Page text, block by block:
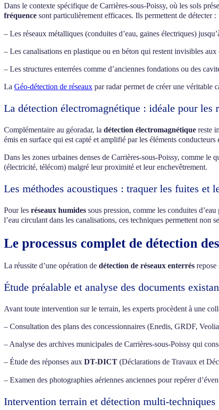
Dans le contexte spécifique de Carrières-sous-Poissy, où les sols
fréquence sont particulièrement efficaces. Ils permettent de détecter :
– Les réseaux métalliques (conduites d’eau, gaines électriques)
– Les canalisations en plastique ou en béton qui restent invisibles aux
– Les structures enterrées comme d’anciennes fondations ou des
La Géo-détection de réseaux par radar permet de créer une véritable
La détection électromagnétique : idéale pour les
Complémentaire au géoradar, la détection électromagnétique reste
émis en surface qui est capté et amplifié par les éléments conducteurs
Dans les zones urbaines denses de Carrières-sous-Poissy, comme
(électricité, télécom) malgré leur proximité et leur enchevêtrement.
Les méthodes acoustiques : traquer les fuites et
Pour les réseaux humides sous pression, comme les conduites
l’eau circulant dans les canalisations, ces techniques permettent non
Le processus complet de détection
La réussite d’une opération de détection de réseaux enterrés
Étude préalable et analyse des documents
Avant toute intervention sur le terrain, les experts procèdent à une
– Consultation des plans des concessionnaires (Enedis, GRDF,
– Analyse des archives municipales de Carrières-sous-Poissy qui
– Étude des réponses aux DT-DICT (Déclarations de Travaux et
– Examen des photographies aériennes anciennes pour repérer
Intervention terrain et détection multi-techniques